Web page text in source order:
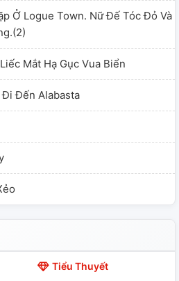
Ở Logue Town. Nữ Đế Tóc Đỏ Và
Mắt Hạ Gục Vua Biển
Đi Đến Alabasta
Tiểu Thuyết